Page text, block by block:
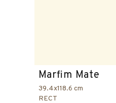
Marfim Mate
39.4x118.6 cm
RECT